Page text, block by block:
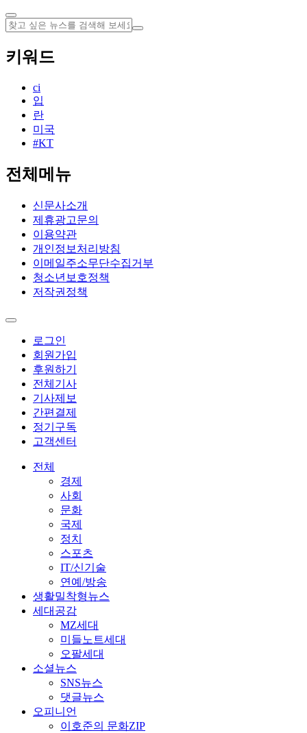
키워드
ci
입
란
미국
#KT
전체메뉴
신문사소개
제휴광고문의
이용약관
개인정보처리방침
이메일주소무단수집거부
청소년보호정책
저작권정책
로그인
회원가입
후원하기
전체기사
기사제보
간편결제
정기구독
고객센터
전체
경제
사회
문화
국제
정치
스포츠
IT/신기술
연예/방송
생활밀착형뉴스
세대공감
MZ세대
미들노트세대
오팔세대
소셜뉴스
SNS뉴스
댓글뉴스
오피니언
이호준의 문화ZIP